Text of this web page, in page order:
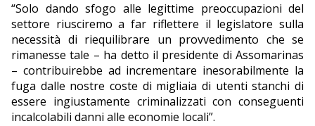
“Solo dando sfogo alle legittime preoccupazioni del
settore riusciremo a far riflettere il legislatore sulla
necessità di riequilibrare un provvedimento che se
rimanesse tale – ha detto il presidente di Assomarinas
– contribuirebbe ad incrementare inesorabilmente la
fuga dalle nostre coste di migliaia di utenti stanchi di
essere ingiustamente criminalizzati con conseguenti
incalcolabili danni alle economie locali”.